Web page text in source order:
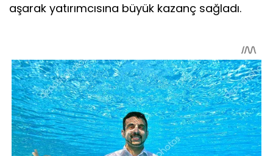
aşarak yatırımcısına büyük kazanç sağladı.